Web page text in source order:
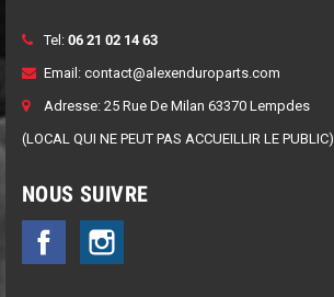
Tel: 06 21 02 14 63
Email: contact@alexenduroparts.com
Adresse: 25 Rue De Milan 63370 Lempdes
(LOCAL QUI NE PEUT PAS ACCUEILLIR LE PUBLIC)
NOUS SUIVRE
Facebook